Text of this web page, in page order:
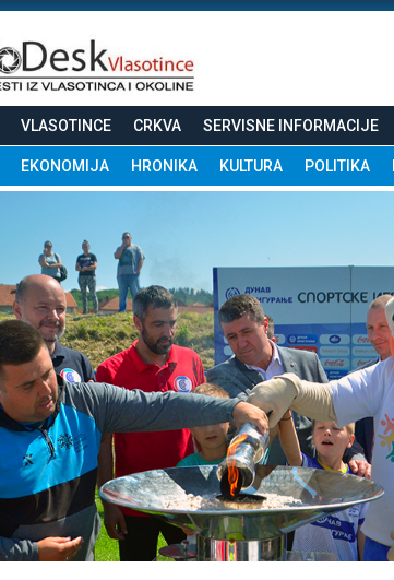
VLASOTINCE CRKVA SERVISNE INFORMACIJE
EKONOMIJA HRONIKA KULTURA POLITIKA